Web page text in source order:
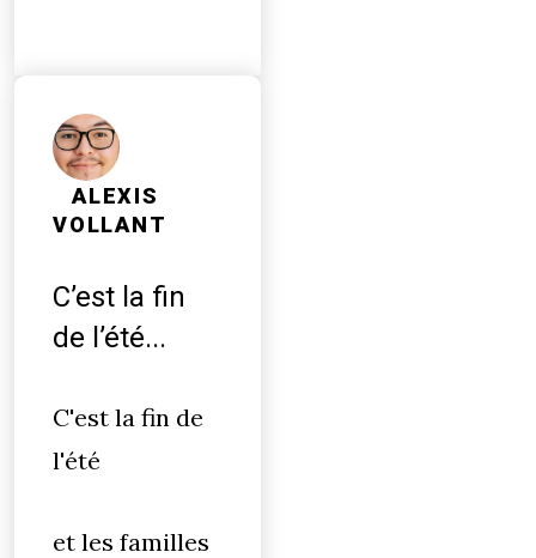
ALEXIS
VOLLANT
C’est la fin
de l’été...
C'est la fin de
l'été
et les familles